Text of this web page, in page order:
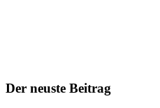
Der neuste Beitrag